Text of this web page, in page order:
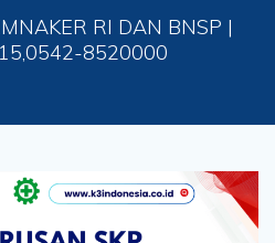
RI DAN BNSP |
8520000